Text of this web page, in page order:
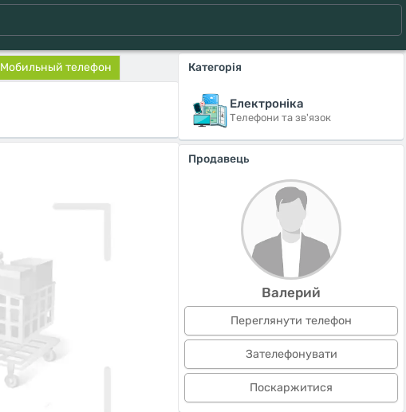
Мобильный телефон Категорія
Електроніка
Телефони та зв'язок
Продавець
Валерий
Переглянути телефон
Зателефонувати
Поскаржитися